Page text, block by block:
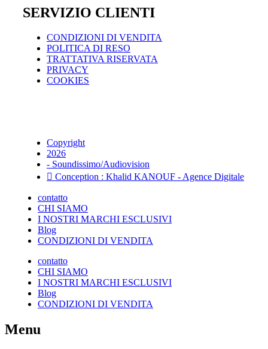
SERVIZIO CLIENTI
CONDIZIONI DI VENDITA
POLITICA DI RESO
TRATTATIVA RISERVATA
PRIVACY
COOKIES
Copyright
2026
- Soundissimo/Audiovision
Conception : Khalid KANOUF - Agence Digitale
contatto
CHI SIAMO
I NOSTRI MARCHI ESCLUSIVI
Blog
CONDIZIONI DI VENDITA
contatto
CHI SIAMO
I NOSTRI MARCHI ESCLUSIVI
Blog
CONDIZIONI DI VENDITA
Menu